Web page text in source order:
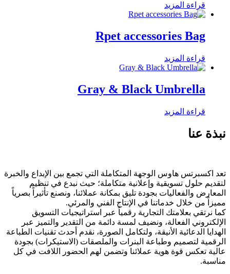
قراءة المزيد
Rpet accessories Bag
قراءة المزيد
Gray & Black Umbrella
قراءة المزيد
نبذة عنا
تعد اكسبرتس هاوس الوجهة المتكاملة التي تجمع بين الإبداع والخبرة
لتقديم حلول تسويقية وإعلانية متكاملة؛ حيث نبدع في تنظيم
المعارض والفعاليات بجودة تليق بمكانة عملائنا، ونصنع تأثيراً بصرياً
مميزاً من خلال خدماتنا في الإنتاج الفني والمرئي.
كما نرتقي بعلامتك التجارية رقمياً عبر استراتيجيات التسويق
الإلكتروني الفعالة، ونضيف لمسة دائمة من التقدير والتميز عبر
الهدايا الدعائية الأنيقة، ولتكامل الصورة، نقدم أحدث تقنيات الطباعة
الرقمية لتصميم وطباعة البنرات والملصقات (الاستيكرات) بجودة
عالية تعكس قوة هوية عملائنا وتضمن لهم الحضور اللافت في كل
مناسبة.